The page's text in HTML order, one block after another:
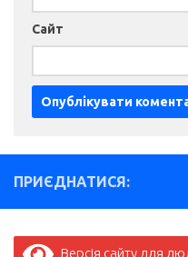
Сайт
ПРИЄДНАТИСЯ:
Версія сайту для